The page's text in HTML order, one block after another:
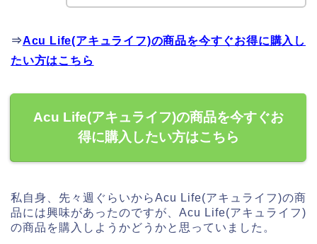
⇒Acu Life(アキュライフ)の商品を今すぐお得に購入し
たい方はこちら
Acu Life(アキュライフ)の商品を今すぐお
得に購入したい方はこちら
私自身、先々週ぐらいからAcu Life(アキュライフ)の商
品には興味があったのですが、Acu Life(アキュライフ)
の商品を購入しようかどうかと思っていました。